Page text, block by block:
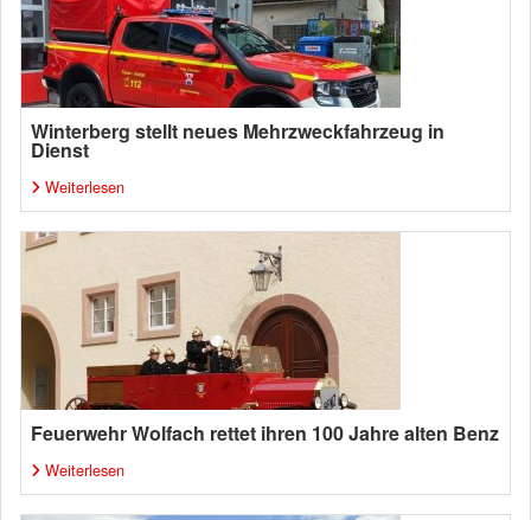
Winterberg stellt neues Mehrzweckfahrzeug in
Dienst
Weiterlesen
Feuerwehr Wolfach rettet ihren 100 Jahre alten Benz
Weiterlesen